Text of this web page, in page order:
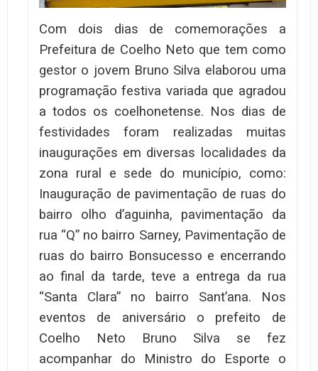
Com dois dias de comemorações a
Prefeitura de Coelho Neto que tem como
gestor o jovem Bruno Silva elaborou uma
programação festiva variada que agradou
a todos os coelhonetense. Nos dias de
festividades foram realizadas muitas
inaugurações em diversas localidades da
zona rural e sede do município, como:
Inauguração de pavimentação de ruas do
bairro olho d’aguinha, pavimentação da
rua “Q” no bairro Sarney, Pavimentação de
ruas do bairro Bonsucesso e encerrando
ao final da tarde, teve a entrega da rua
“Santa Clara” no bairro Sant’ana. Nos
eventos de aniversário o prefeito de
Coelho Neto Bruno Silva se fez
acompanhar do Ministro do Esporte o